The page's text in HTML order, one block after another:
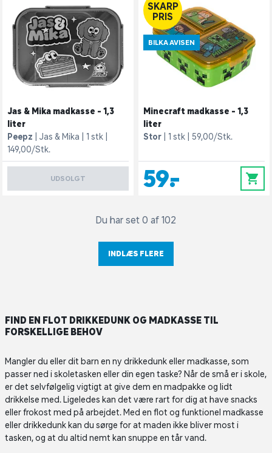
Jas & Mika madkasse - 1,3
liter
Peepz
Jas & Mika
1 stk
149,00/Stk.
UDSOLGT
SKARP
PRIS
BILKA AVISEN
Minecraft madkasse - 1,3
liter
Stor
1 stk 59,00/Stk.
59,- 0
Du har set 0 af 102
INDLÆS FLERE
FIND EN FLOT DRIKKEDUNK OG MADKASSE TIL
FORSKELLIGE BEHOV
Mangler du eller dit barn en ny drikkedunk eller madkasse, som
passer ned i skoletasken eller din egen taske? Når de små er i skole,
er det selvfølgelig vigtigt at give dem en madpakke og lidt
drikkelse med. Ligeledes kan det være rart for dig at have snacks
eller frokost med på arbejdet. Med en flot og funktionel madkasse
eller drikkedunk kan du sørge for at maden ikke bliver most i
tasken, og at du altid nemt kan snuppe en tår vand.